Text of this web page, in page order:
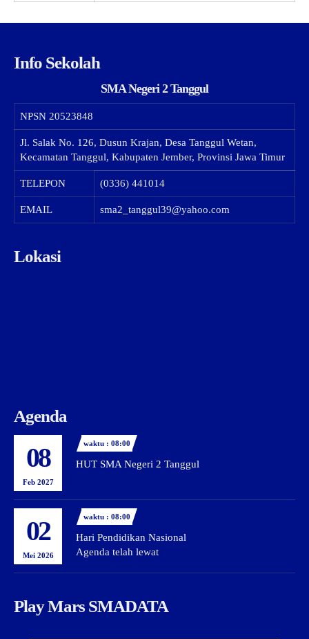
Info Sekolah
SMA Negeri 2 Tanggul
NPSN 20523848
Jl. Salak No. 126, Dusun Krajan, Desa Tanggul Wetan,
Kecamatan Tanggul, Kabupaten Jember, Provinsi Jawa Timur
TELEPON (0336) 441014
EMAIL sma2_tanggul39@yahoo.com
Lokasi
Agenda
08
Feb 2027
waktu : 08:00
HUT SMA Negeri 2 Tanggul
02
Mei 2026
waktu : 08:00
Hari Pendidikan Nasional
Agenda telah lewat
Play Mars SMADATA